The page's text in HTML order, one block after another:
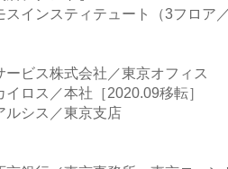
スインスティテュート（3フロア
ービス株式会社／東京オフィス
イロス／本社［2020.09移転］
ルシス／東京支店